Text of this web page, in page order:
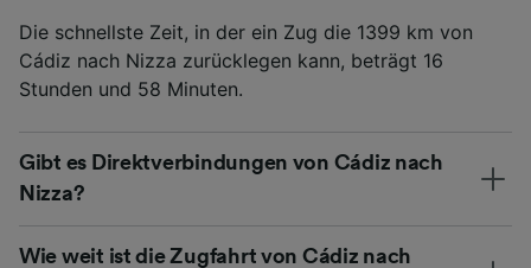
Die schnellste Zeit, in der ein Zug die 1399 km von
Cádiz nach Nizza zurücklegen kann, beträgt 16
Stunden und 58 Minuten.
Gibt es Direktverbindungen von Cádiz nach
Nizza?
Wie weit ist die Zugfahrt von Cádiz nach